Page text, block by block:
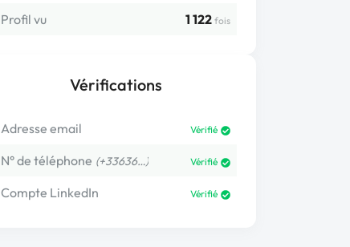
Profil vu
1 122 fois
Vérifications
Adresse email Vérifié
N° de téléphone (+33636…) Vérifié
Compte LinkedIn Vérifié